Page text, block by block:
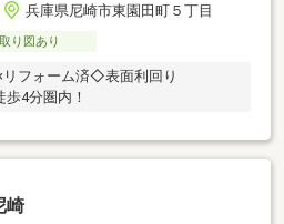
兵庫県尼崎市東園田町５丁目
り図あり
フォーム済◇表面利回り
4分圏内！
崎